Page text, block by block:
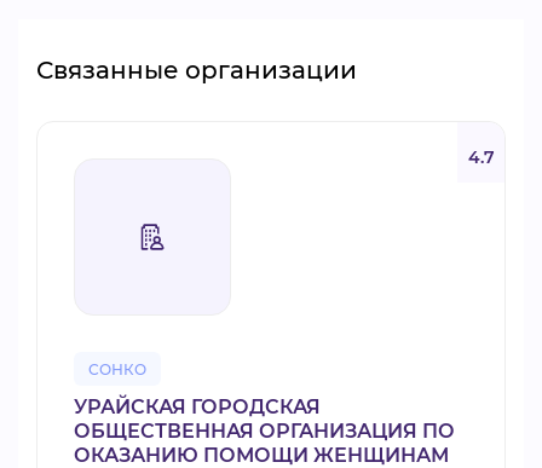
Связанные организации
СОНКО
4.7
УРАЙСКАЯ ГОРОДСКАЯ
ОБЩЕСТВЕННАЯ ОРГАНИЗАЦИЯ ПО
ОКАЗАНИЮ ПОМОЩИ ЖЕНЩИНАМ